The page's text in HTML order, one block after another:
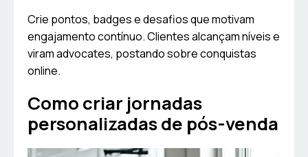
Crie pontos, badges e desafios que motivam
engajamento contínuo. Clientes alcançam níveis e
viram advocates, postando sobre conquistas
online.
Como criar jornadas
personalizadas de pós-venda